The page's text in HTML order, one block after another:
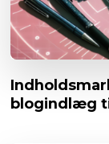
blogindlæg